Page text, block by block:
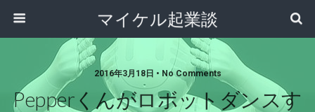
マイケル起業談
2016年3月18日 • No Comments
Pepperくんがロボットダンスす